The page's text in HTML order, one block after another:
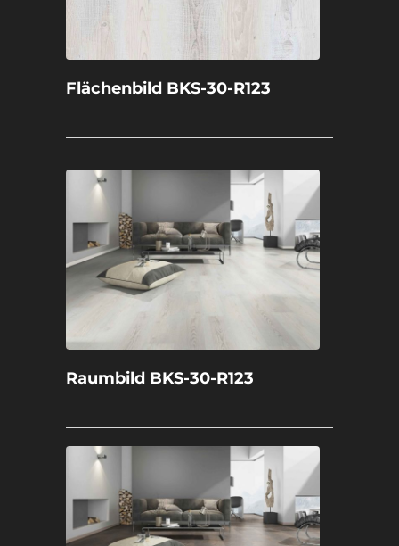
Flächenbild BKS-30-R123
Raumbild BKS-30-R123